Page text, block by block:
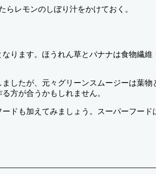
レモンのしぼり汁をかけておく。
ります。ほうれん草とバナナは食物繊
したが、元々グリーンスムージーは葉
方が合うかもしれません。
ドも加えてみましょう。スーパーフー